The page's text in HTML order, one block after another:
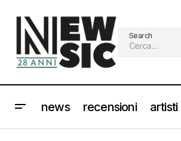
Search
news recensioni artisti